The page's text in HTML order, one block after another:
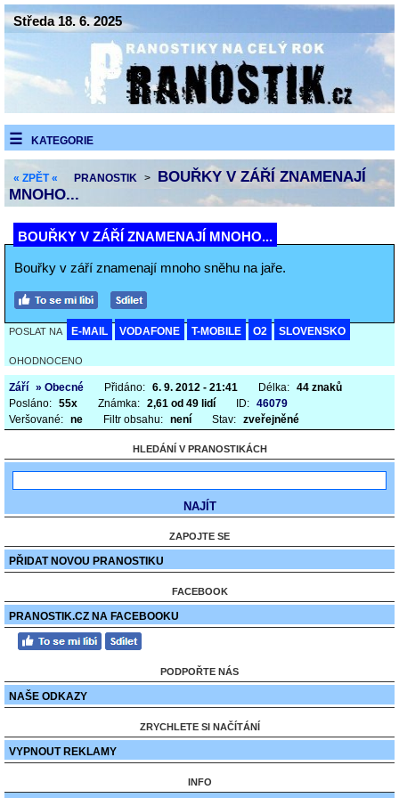
Středa 18. 6. 2025
KATEGORIE
« ZPĚT « PRANOSTIK >
BOUŘKY V ZÁŘÍ ZNAMENAJÍ
MNOHO...
BOUŘKY V ZÁŘÍ ZNAMENAJÍ MNOHO...
Bouřky v září znamenají mnoho sněhu na jaře.
POSLAT NA E-MAIL VODAFONE T-MOBILE O2 SLOVENSKO
OHODNOCENO
Září » Obecné Přidáno: 6. 9. 2012 - 21:41 Délka: 44 znaků
Posláno: 55x Známka: 2,61 od 49 lidí ID: 46079
Veršované: ne Filtr obsahu: není Stav: zveřejněné
HLEDÁNÍ V PRANOSTIKÁCH
ZAPOJTE SE
PŘIDAT NOVOU PRANOSTIKU
FACEBOOK
PRANOSTIK.CZ NA FACEBOOKU
PODPOŘTE NÁS
NAŠE ODKAZY
ZRYCHLETE SI NAČÍTÁNÍ
VYPNOUT REKLAMY
INFO